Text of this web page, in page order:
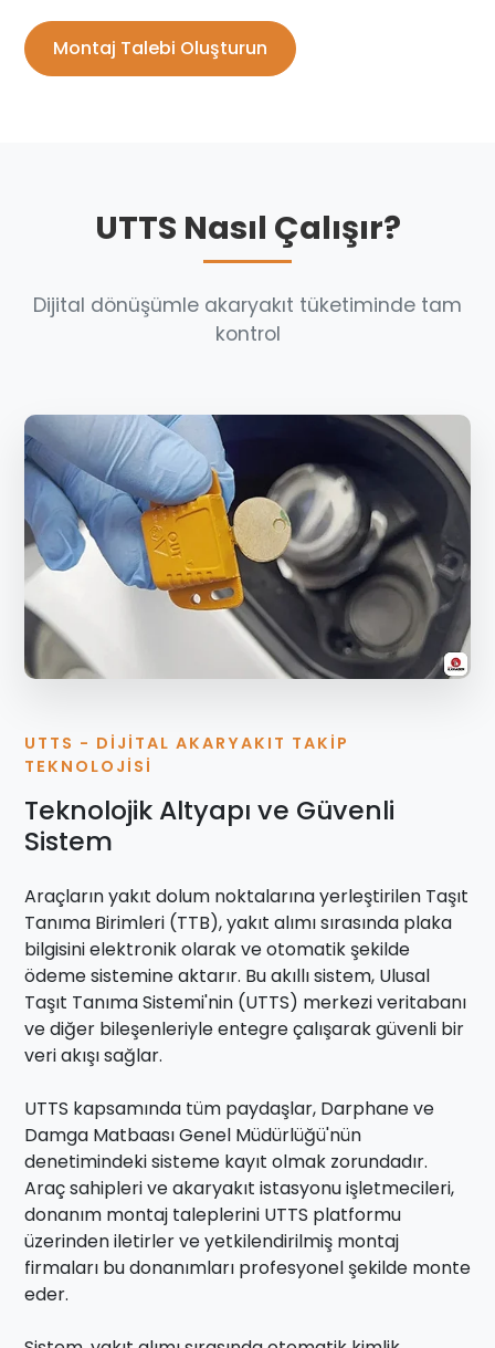
Montaj Talebi Oluşturun
UTTS Nasıl Çalışır?
Dijital dönüşümle akaryakıt tüketiminde tam
kontrol
UTTS - DIJITAL AKARYAKIT TAKIP
TEKNOLOJISI
Teknolojik Altyapı ve Güvenli
Sistem
Araçların yakıt dolum noktalarına yerleştirilen Taşıt
Tanıma Birimleri (TTB), yakıt alımı sırasında plaka
bilgisini elektronik olarak ve otomatik şekilde
ödeme sistemine aktarır. Bu akıllı sistem, Ulusal
Taşıt Tanıma Sistemi'nin (UTTS) merkezi veritabanı
ve diğer bileşenleriyle entegre çalışarak güvenli bir
veri akışı sağlar.
UTTS kapsamında tüm paydaşlar, Darphane ve
Damga Matbaası Genel Müdürlüğü'nün
denetimindeki sisteme kayıt olmak zorundadır.
Araç sahipleri ve akaryakıt istasyonu işletmecileri,
donanım montaj taleplerini UTTS platformu
üzerinden iletirler ve yetkilendirilmiş montaj
firmaları bu donanımları profesyonel şekilde monte
eder.